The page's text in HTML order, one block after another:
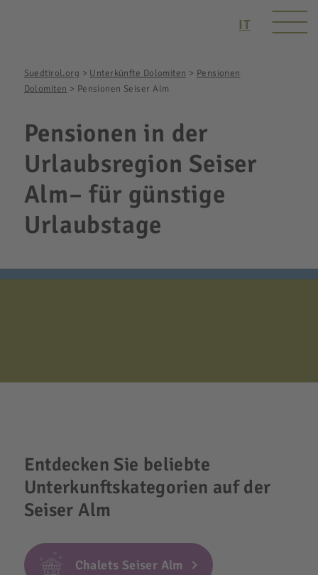
IT
Suedtirol.org > Unterkünfte Dolomiten > Pensionen
Dolomiten > Pensionen Seiser Alm
Pensionen in der
Urlaubsregion Seiser
Alm– für günstige
Urlaubstage
Entdecken Sie beliebte
Unterkunftskategorien auf der
Seiser Alm
Chalets Seiser Alm